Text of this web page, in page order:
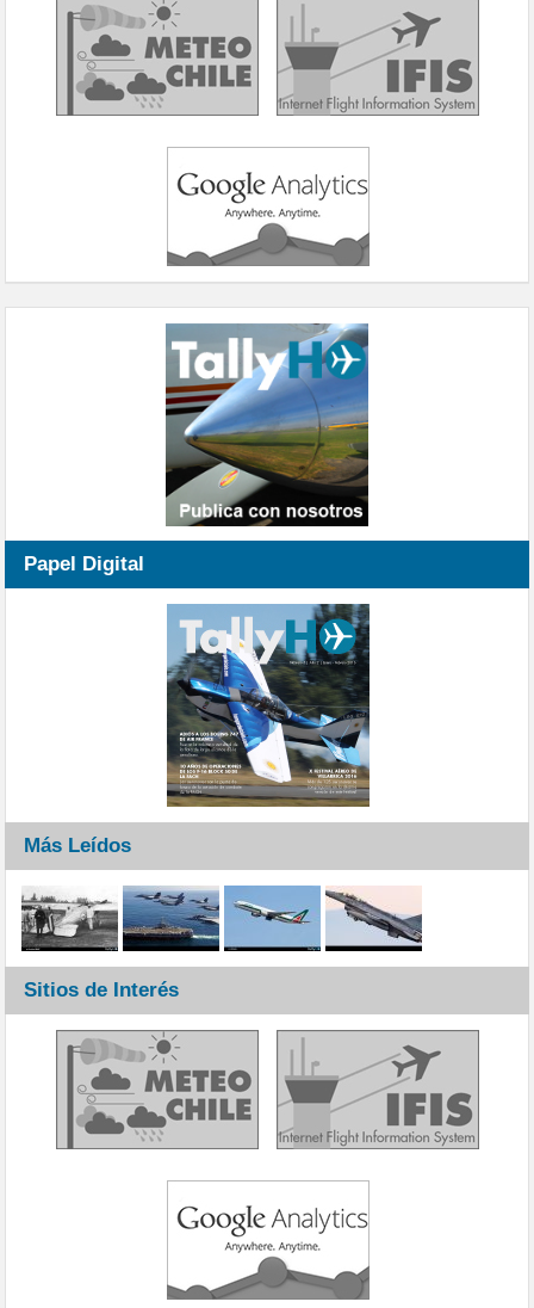
Papel Digital
Más Leídos
Sitios de Interés